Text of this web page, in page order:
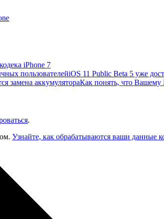
iPhone 7
iOS 11 Public Beta 5 уже
Как понять, что Вашему
.
Узнайте, как обрабатываются ваши данные